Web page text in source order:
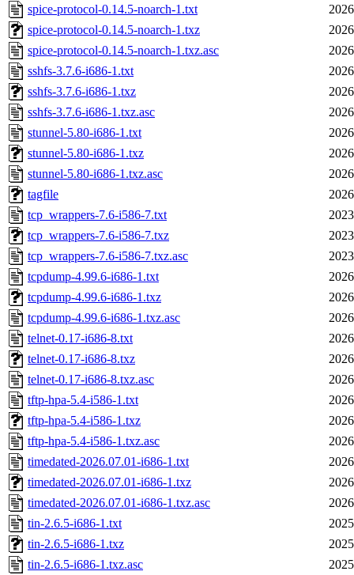
spice-protocol-0.14.5-noarch-1.txt
spice-protocol-0.14.5-noarch-1.txz
spice-protocol-0.14.5-noarch-1.txz.asc
sshfs-3.7.6-i686-1.txt
sshfs-3.7.6-i686-1.txz
sshfs-3.7.6-i686-1.txz.asc
stunnel-5.80-i686-1.txt
stunnel-5.80-i686-1.txz
stunnel-5.80-i686-1.txz.asc
tagfile
tcp_wrappers-7.6-i586-7.txt
tcp_wrappers-7.6-i586-7.txz
tcp_wrappers-7.6-i586-7.txz.asc
tcpdump-4.99.6-i686-1.txt
tcpdump-4.99.6-i686-1.txz
tcpdump-4.99.6-i686-1.txz.asc
telnet-0.17-i686-8.txt
telnet-0.17-i686-8.txz
telnet-0.17-i686-8.txz.asc
tftp-hpa-5.4-i586-1.txt
tftp-hpa-5.4-i586-1.txz
tftp-hpa-5.4-i586-1.txz.asc
timedated-2026.07.01-i686-1.txt
timedated-2026.07.01-i686-1.txz
timedated-2026.07.01-i686-1.txz.asc
tin-2.6.5-i686-1.txt
tin-2.6.5-i686-1.txz
tin-2.6.5-i686-1.txz.asc